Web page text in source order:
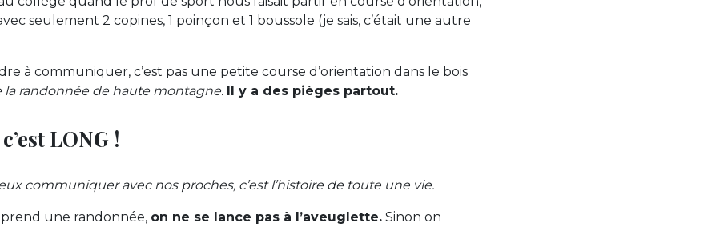
seulement 2 copines, 1 poinçon et 1 boussole (je sais, c’était une autre
à communiquer, c’est pas une petite course d’orientation dans le bois
la randonnée de haute montagne. Il y a des pièges partout.
LONG !
communiquer avec nos proches, c’est l’histoire de toute une vie.
une randonnée, on ne se lance pas à l’aveuglette. Sinon on